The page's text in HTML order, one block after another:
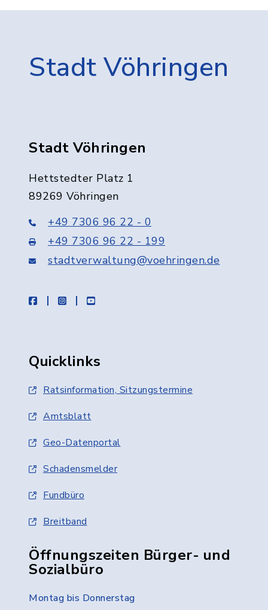
Stadt Vöhringen
Stadt Vöhringen
Hettstedter Platz 1
89269 Vöhringen
+49 7306 96 22 - 0
+49 7306 96 22 - 199
stadtverwaltung@voehringen.de
facebookinstagramyoutube
Quicklinks
Ratsinformation, Sitzungstermine
Amtsblatt
Geo-Datenportal
Schadensmelder
Fundbüro
Breitband
Öffnungszeiten Bürger- und
Sozialbüro
Montag bis Donnerstag